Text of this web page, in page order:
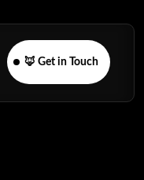
🦊 Get in Touch